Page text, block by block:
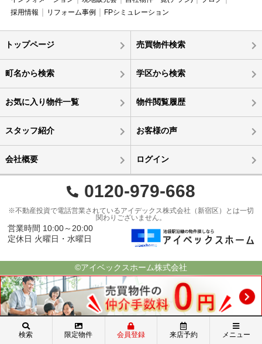
採用情報
リフォーム事例 FPシミュレーション
トップページ 売買物件検索
町名から検索 学区から検索
お気に入り物件一覧 物件閲覧履歴
スタッフ紹介 お客様の声
会社概要 ログイン
0120-979-668
※不動産投資で電話営業されているアイデックス株式会社（新宿区）とは一切
関わりございません。
営業時間 10:00～20:00
定休日 火曜日・水曜日
©アイベックスホーム株式会社
検索 限定物件 会員登録 来店予約 メニュー